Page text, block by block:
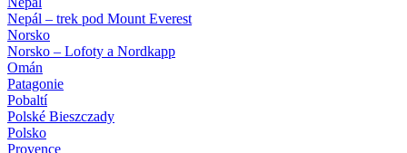
Nepál – trek pod Mount Everest
Norsko
Norsko – Lofoty a Nordkapp
Omán
Patagonie
Pobaltí
Polské Bieszczady
Polsko
Provence